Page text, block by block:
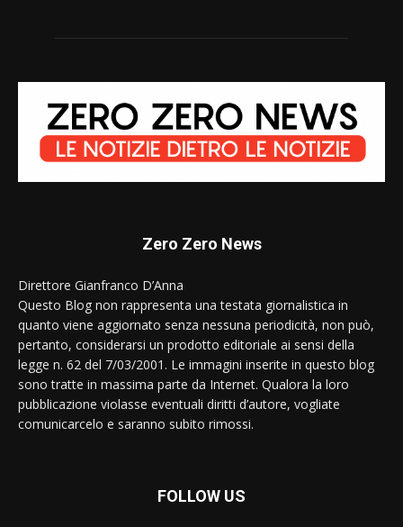
Zero Zero News
Direttore Gianfranco D’Anna
Questo Blog non rappresenta una testata giornalistica in
quanto viene aggiornato senza nessuna periodicità, non può,
pertanto, considerarsi un prodotto editoriale ai sensi della
legge n. 62 del 7/03/2001. Le immagini inserite in questo blog
sono tratte in massima parte da Internet. Qualora la loro
pubblicazione violasse eventuali diritti d’autore, vogliate
comunicarcelo e saranno subito rimossi.
FOLLOW US